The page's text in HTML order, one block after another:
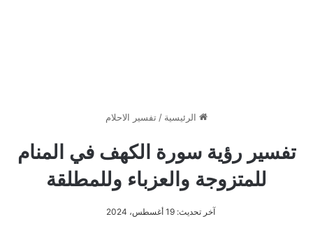
الرئيسية /تفسير الاحلام
تفسير رؤية سورة الكهف في المنام
للمتزوجة والعزباء وللمطلقة
آخر تحديث: 19 أغسطس، 2024